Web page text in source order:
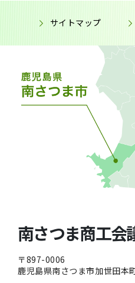
サイトマップ
南さつま商工会
〒897-0006
鹿児島県南さつま市加世田本